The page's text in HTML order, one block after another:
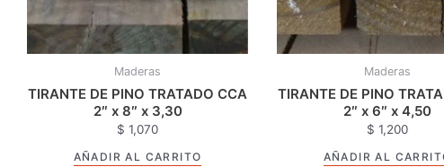
Maderas
TIRANTE DE PINO TRATADO CCA
2″ x 8″ x 3,30
$ 1,070
AÑADIR AL CARRITO
Maderas
TIRANTE DE PINO
2″ x 6″ x 4,50
$ 1,200
AÑADIR AL